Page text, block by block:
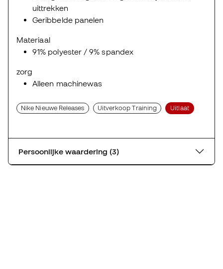
uittrekken
Geribbelde panelen
Materiaal
91% polyester / 9% spandex
zorg
Alleen machinewas
Nike Nieuwe Releases Uitverkoop Training Uitlaat
Persoonlijke waardering (3)